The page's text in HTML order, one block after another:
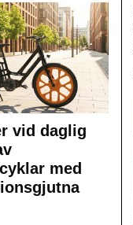
vid daglig
med